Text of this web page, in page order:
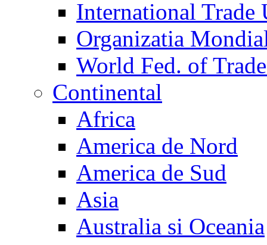
International Trade
Organizatia
World Fed. of
Continental
Africa
America de Nord
America de Sud
Asia
Australia si Oceania